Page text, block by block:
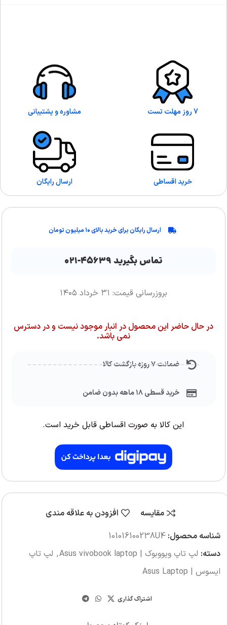
7 روز مهلت تست مشاوره و پشتیبانی
خرید اقساطی ارسال رایگان
ارسال رایگان برای خرید بالای ۱۰ میلیون تومان
تماس بگیرید ۴۵۶۳۹-۰۲۱
بروزرسانی قیمت: ۳۱ خرداد ۱۴۰۵
در حال حاضر این محصول در انبار موجود نیست و در دسترس
نمی باشد.
ضمانت ۷ روزه بازگشت کالا
خرید قسطی ۱۸ ماهه بدون ضامن
این کالا به صورت اقساطی قابل خرید است.
مقایسه
افزودن به علاقه مندی
شناسه محصول:101016100238U4
دسته: لپ تاپ ویووبوک | Asus vivobook laptop , لپ تاپ
ایسوس | Asus Laptop
اشتراک گذاری